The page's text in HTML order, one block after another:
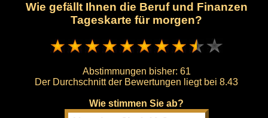
Wie gefällt Ihnen die Beruf und Finanzen
Tageskarte für morgen?
Abstimmungen bisher: 61
Der Durchschnitt der Bewertungen liegt bei 8.43
Wie stimmen Sie ab?